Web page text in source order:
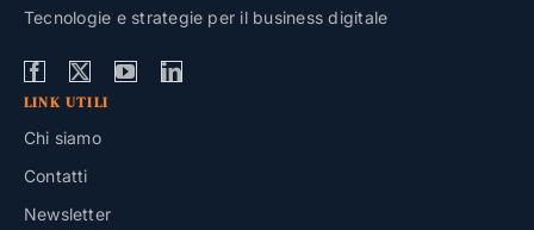
Tecnologie e strategie per il business digitale
LINK UTILI
Chi siamo
Contatti
Newsletter